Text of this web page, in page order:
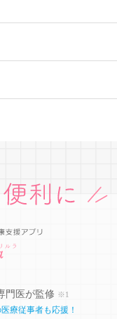
門医が監修 ※1
療従事者も応援！